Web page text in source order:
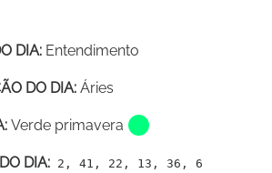
DIA: Entendimento
DO DIA: Áries
Verde primavera
DIA: 2, 41, 22, 13, 36, 6